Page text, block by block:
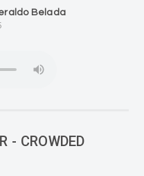
Belada
- CROWDED